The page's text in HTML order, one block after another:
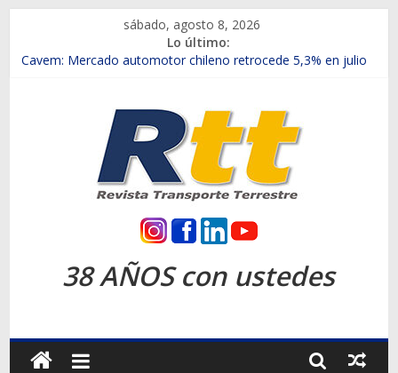
contenido
sábado, agosto 8, 2026
Lo último:
Chile es el primer mercado internacional en lanzar la nueva
Salfa suma vehículos electrificados de Chevrolet en el Biobío
Samex amplía su red con nuevas sucursales en Rancagua y
SINOTRUK Pick-ups presentó la recién estrenada Bolden en
la Expo Compras Públicas 2026
Revista
Transporte
38 AÑOS con ustedes